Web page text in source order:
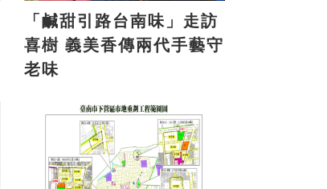
「鹹甜引路台南味」走訪
喜樹 義美香傳兩代手藝守
老味